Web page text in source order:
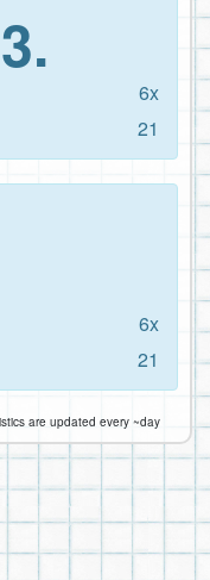
6x
21
6x
21
are updated every ~day